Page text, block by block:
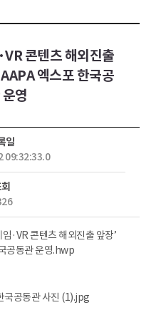
콘텐츠 해외진출
엑스포 한국공
영
일
09:32:33.0
·VR 콘텐츠 해외진출 앞장’
공동관 운영.hwp
국공동관 사진 (1).jpg